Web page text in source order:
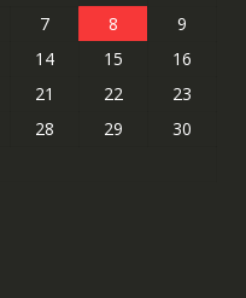
7 8
9
14 15
16
21 22
23
28 29
30